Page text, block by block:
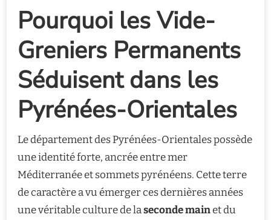
Pourquoi les Vide-
Greniers Permanents
Séduisent dans les
Pyrénées-Orientales
Le département des Pyrénées-Orientales possède
une identité forte, ancrée entre mer
Méditerranée et sommets pyrénéens. Cette terre
de caractère a vu émerger ces dernières années
une véritable culture de laseconde mainet du